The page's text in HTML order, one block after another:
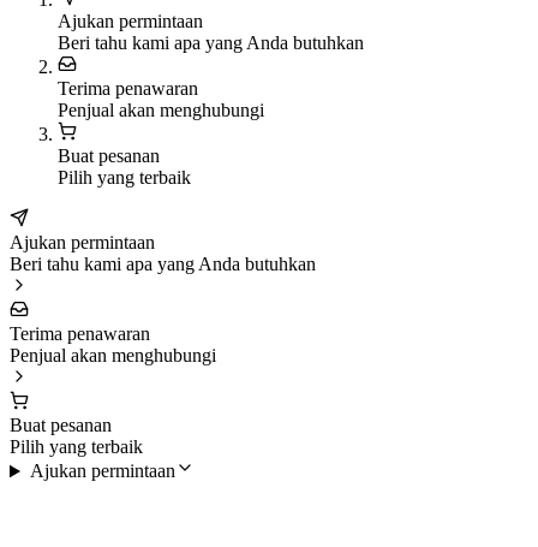
Ajukan permintaan
Beri tahu kami apa yang Anda butuhkan
Terima penawaran
Penjual akan menghubungi
Buat pesanan
Pilih yang terbaik
Ajukan permintaan
Beri tahu kami apa yang Anda butuhkan
Terima penawaran
Penjual akan menghubungi
Buat pesanan
Pilih yang terbaik
Ajukan permintaan